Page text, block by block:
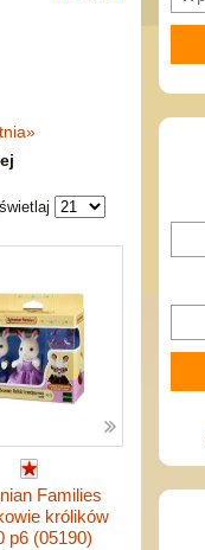
»
Families
królików
p6 (05190)